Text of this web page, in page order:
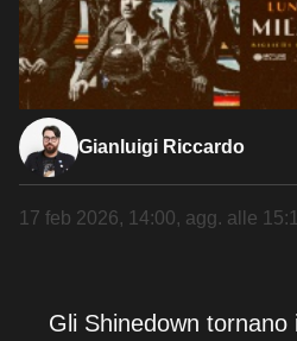
Gianluigi Riccardo
17 feb 2026, 14:00, agg. alle
Gli Shinedown